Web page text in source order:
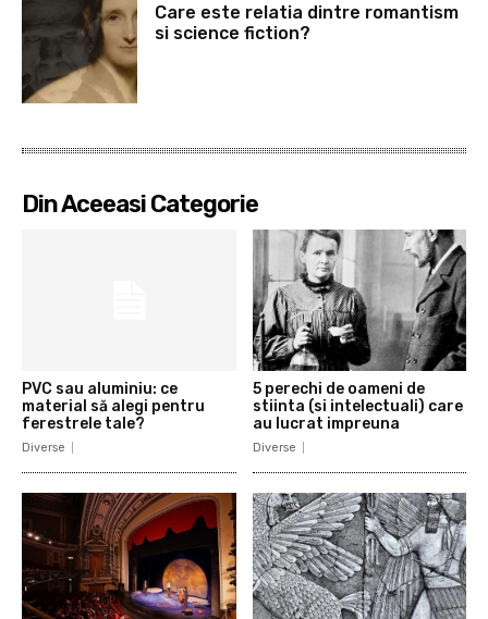
Care este relatia dintre romantism
si science fiction?
Din Aceeasi Categorie
PVC sau aluminiu: ce
material să alegi pentru
ferestrele tale?
Diverse
5 perechi de oameni de
stiinta (si intelectuali) care
au lucrat impreuna
Diverse